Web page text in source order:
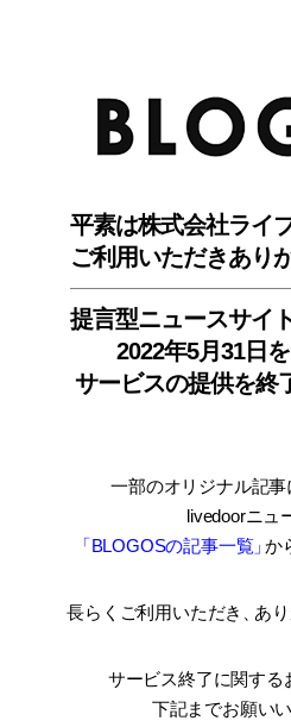
平素は株式会社ライ
ご利用いただきあり
提言型ニュースサイ ト
2022年5月31日
サービスの提供を終
一部のオリジナル記
livedoorニュ
「BLOGOSの記事一覧」か
長らくご利用いただき あ
サービス終了に関する
下記までお願い